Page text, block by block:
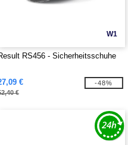
W1
RS456 - Sicherheitsschuhe
€
€
-48%